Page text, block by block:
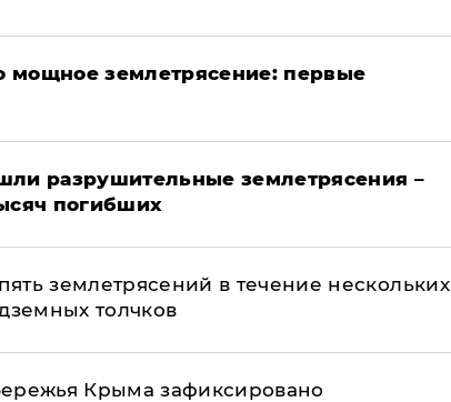
мощное землетрясение: первые
разрушительные землетрясения –
погибших
землетрясений в течение нескольких
толчков
Крыма зафиксировано